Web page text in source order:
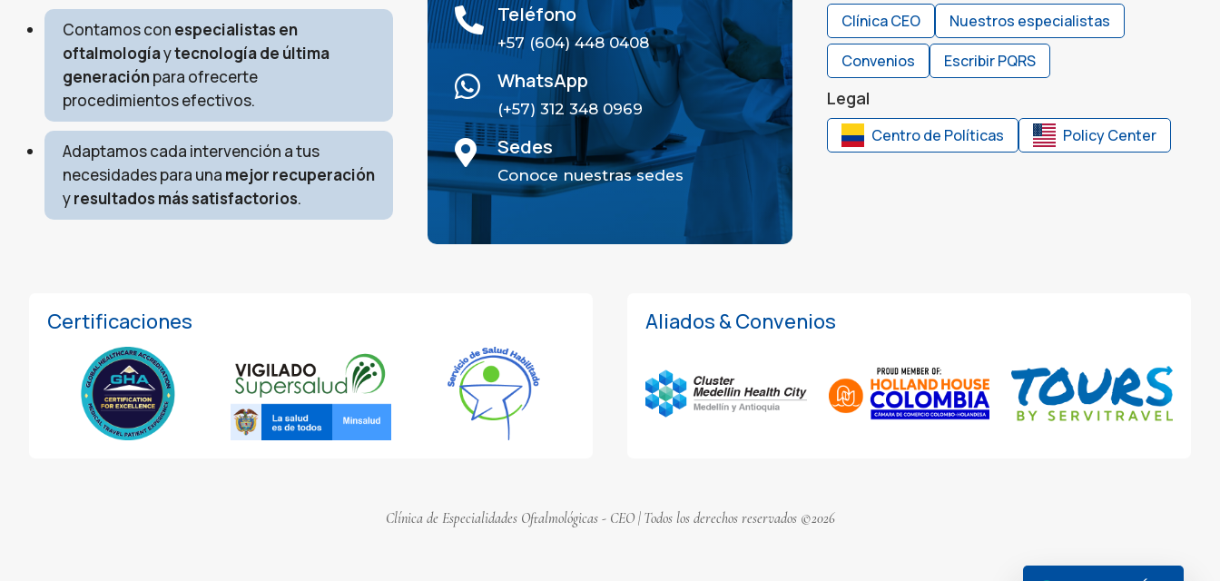
Contamos con especialistas en
oftalmologíaytecnología de última
generaciónpara ofrecerte
procedimientos efectivos.
Adaptamos cada intervención a tus
necesidades para una mejor recuperación
yresultados más satisfactorios.
 Teléfono
+57 (604) 448 0408
 WhatsApp
(+57) 312 348 0969
 Sedes
Conoce nuestras sedes
Clínica CEO
Nuestros especialistas
Convenios
Escribir PQRS
Legal
Centro de Políticas Policy Center
Certificaciones Aliados & Convenios
Clínica de Especialidades Oftalmológicas - CEO | Todos los derechos reservados ©2026